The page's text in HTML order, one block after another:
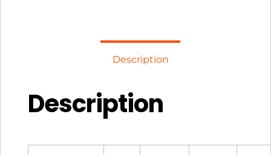
Description
Description